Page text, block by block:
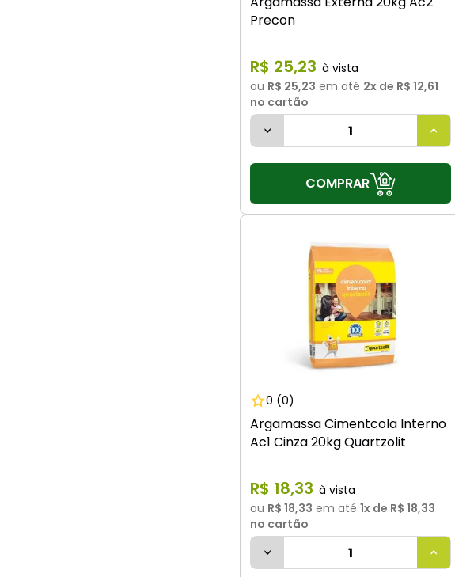
Precon
R$ 25,23
ou R$ 25,23 em até 2x de R$ 12,61
no cartão
COMPRAR
0 (0)
Argamassa Cimentcola Interno
Ac1 Cinza 20kg Quartzolit
R$ 18,33
ou R$ 18,33 em até 1x de R$ 18,33
no cartão